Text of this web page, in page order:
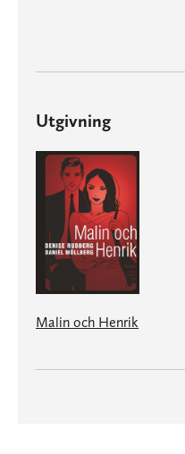
Utgivning
Malin och Henrik